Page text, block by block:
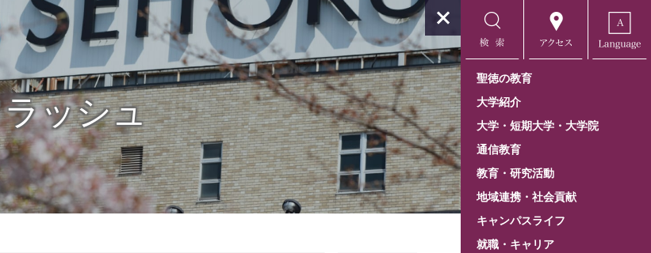
ッシュ
聖徳の教育
大学紹介
大学・短期大学・大学院
通信教育
教育・研究活動
地域連携・社会貢献
キャンパスライフ
就職・キャリア